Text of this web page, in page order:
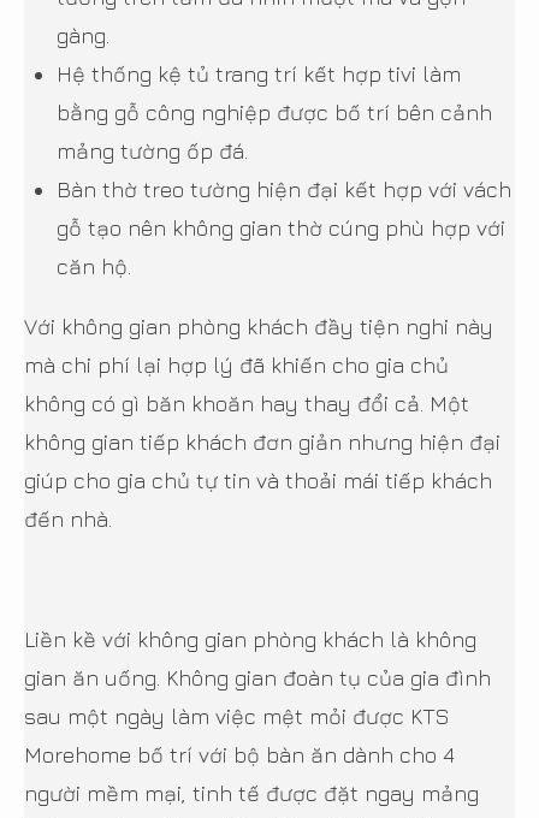
gàng.
Hệ thống kệ tủ trang trí kết hợp tivi làm
bằng gỗ công nghiệp được bố trí bên cảnh
mảng tường ốp đá.
Bàn thờ treo tường hiện đại kết hợp với vách
gỗ tạo nên không gian thờ cúng phù hợp với
căn hộ.
Với không gian phòng khách đầy tiện nghi này
mà chi phí lại hợp lý đã khiến cho gia chủ
không có gì băn khoăn hay thay đổi cả. Một
không gian tiếp khách đơn giản nhưng hiện đại
giúp cho gia chủ tự tin và thoải mái tiếp khách
đến nhà.
Liền kề với không gian phòng khách là không
gian ăn uống. Không gian đoàn tụ của gia đình
sau một ngày làm việc mệt mỏi được KTS
Morehome bố trí với bộ bàn ăn dành cho 4
người mềm mại, tinh tế được đặt ngay mảng